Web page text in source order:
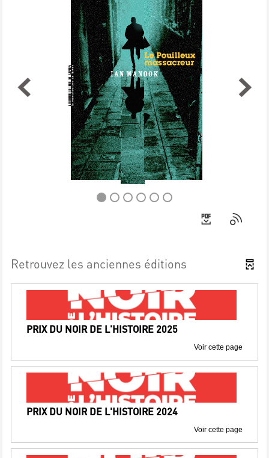
Retrouvez les anciennes éditions
PRIX DU NOIR DE L'HISTOIRE 2025
Voir cette page
PRIX DU NOIR DE L'HISTOIRE 2024
Voir cette page